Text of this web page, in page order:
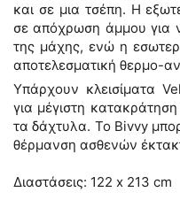
και σε μια τσέπη. Η
σε απόχρωση άμμου για
της μάχης, ενώ η
αποτελεσματική θερμο-
Υπάρχουν κλεισίματα
για μέγιστη
τα δάχτυλα. Το Bivvy
θέρμανση ασθενών
Διαστάσεις: 122 x 213 cm